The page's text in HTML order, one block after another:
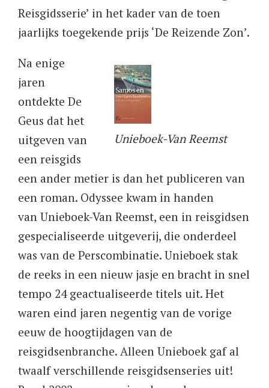
Reisgidsserie’ in het kader van de toen
jaarlijks toegekende prijs ‘De Reizende Zon’.
Unieboek-Van Reemst
Na enige
jaren
ontdekte De
Geus dat het
uitgeven van
een reisgids
een ander metier is dan het publiceren van
een roman. Odyssee kwam in handen
van Unieboek-Van Reemst, een in reisgidsen
gespecialiseerde uitgeverij, die onderdeel
was van de Perscombinatie. Unieboek stak
de reeks in een nieuw jasje en bracht in snel
tempo 24 geactualiseerde titels uit. Het
waren eind jaren negentig van de vorige
eeuw de hoogtijdagen van de
reisgidsenbranche. Alleen Unieboek gaf al
twaalf verschillende reisgidsenseries uit!